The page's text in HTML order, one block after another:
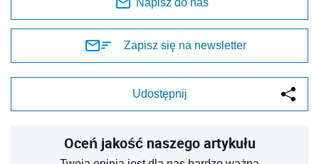
Zapisz się na newsletter
Udostępnij
Oceń jakość naszego artykułu